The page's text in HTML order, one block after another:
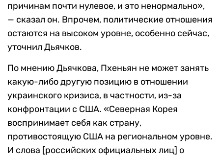
причинам почти нулевое, и это ненормально»,
— сказал он. Впрочем, политические отношения
остаются на высоком уровне, особенно сейчас,
уточнил Дьячков.
По мнению Дьячкова, Пхеньян не может занять
какую-либо другую позицию в отношении
украинского кризиса, в частности, из-за
конфронтации с США. «Северная Корея
воспринимает себя как страну,
противостоящую США на региональном уровне.
И слова [российских официальных лиц] о